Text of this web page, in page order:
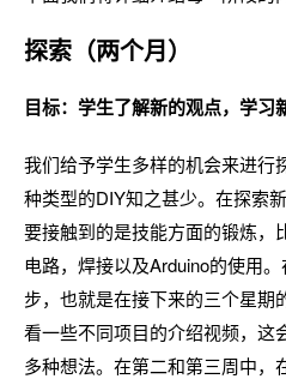
探索（两个月）
目标：学生了解新的观点，学习
我们给予学生多样的机会来进行
种类型的DIY知之甚少。在探索
要接触到的是技能方面的锻炼，
电路，焊接以及Arduino的使用
步，也就是在接下来的三个星期
看一些不同项目的介绍视频，这
多种想法。在第二和第三周中，